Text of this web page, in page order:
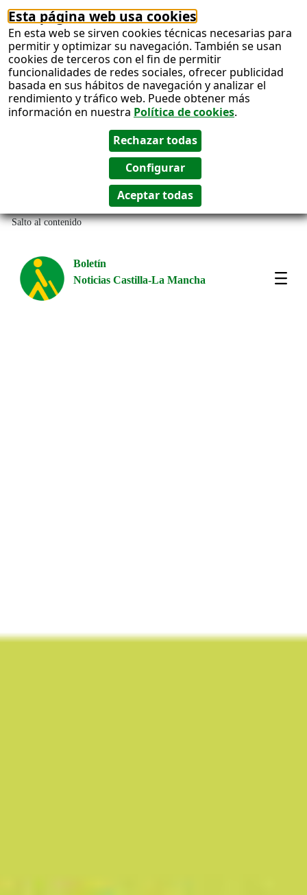
Esta página web usa cookies
En esta web se sirven cookies técnicas necesarias para
permitir y optimizar su navegación. También se usan
cookies de terceros con el fin de permitir
funcionalidades de redes sociales, ofrecer publicidad
basada en sus hábitos de navegación y analizar el
rendimiento y tráfico web. Puede obtener más
información en nuestra Política de cookies.
Salto al contenido
Boletín
Noticias Castilla-La Mancha